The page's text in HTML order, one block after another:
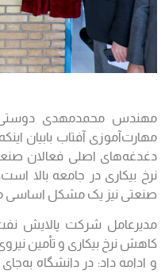
مهندس محمدمهدی دوستی
مهارت‌آموزی آفتاب بابیان
دغدغه‌های اصلی فعالان
نرخ بیکاری در جامعه بالا
صنعتی نیز یک مشکل
مدیرعامل شرکت پالایش
کاهش نرخ بیکاری و تأمین
و ادامه داد: در دانشگاه